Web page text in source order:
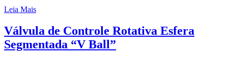
Leia Mais
Válvula de Controle Rotativa Esfera
Segmentada “V Ball”